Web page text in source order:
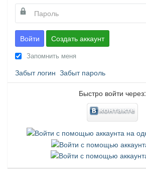
Войти Создать аккаунт
Запомнить меня
Забыт логин Забыт пароль
Быстро войти через: